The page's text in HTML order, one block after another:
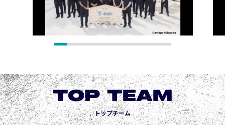
TOP TEAM
トップチーム